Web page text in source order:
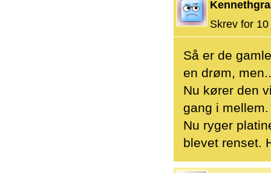
Skrev for
Så er de
en drøm,
Nu kører den
gang i mellem.
Nu ryger
blevet renset.